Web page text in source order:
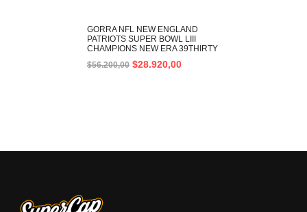
GORRA NFL NEW ENGLAND
PATRIOTS SUPER BOWL LIII
CHAMPIONS NEW ERA 39THIRTY
$56.200,00 $28.920,00